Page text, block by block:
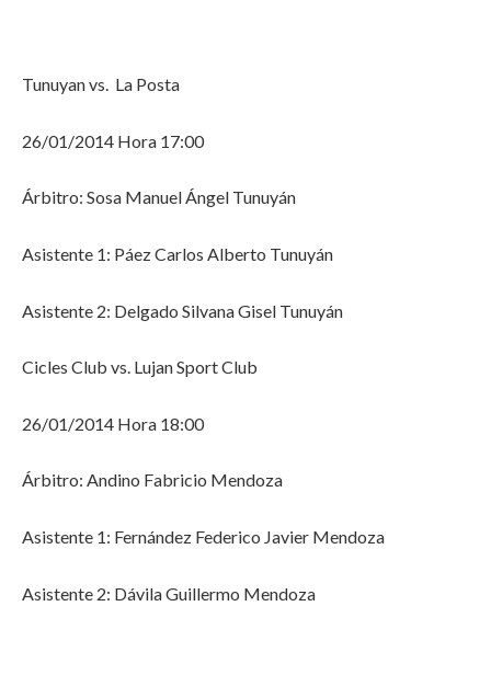
Tunuyan vs. La Posta
26/01/2014 Hora 17:00
Árbitro: Sosa Manuel Ángel Tunuyán
Asistente 1: Páez Carlos Alberto Tunuyán
Asistente 2: Delgado Silvana Gisel Tunuyán
Cicles Club vs. Lujan Sport Club
26/01/2014 Hora 18:00
Árbitro: Andino Fabricio Mendoza
Asistente 1: Fernández Federico Javier Mendoza
Asistente 2: Dávila Guillermo Mendoza